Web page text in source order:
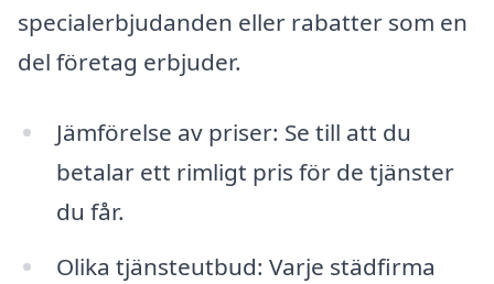
specialerbjudanden eller rabatter som en
del företag erbjuder.
Jämförelse av priser: Se till att du
betalar ett rimligt pris för de tjänster
du får.
Olika tjänsteutbud: Varje städfirma